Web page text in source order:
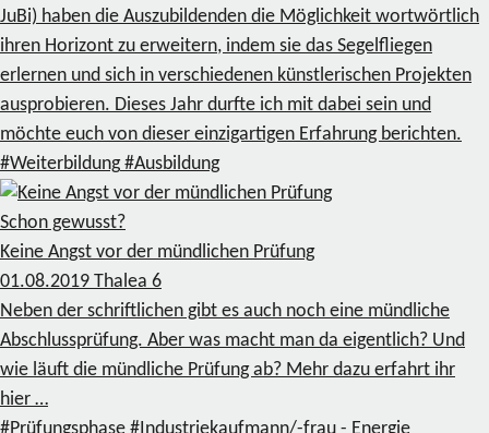
JuBi) haben die Auszubildenden die Möglichkeit wortwörtlich
ihren Horizont zu erweitern, indem sie das Segelfliegen
erlernen und sich in verschiedenen künstlerischen Projekten
ausprobieren. Dieses Jahr durfte ich mit dabei sein und
möchte euch von dieser einzigartigen Erfahrung berichten.
#Weiterbildung #Ausbildung
Schon gewusst?
Keine Angst vor der mündlichen Prüfung
01.08.2019 Thalea 6
Neben der schriftlichen gibt es auch noch eine mündliche
Abschlussprüfung. Aber was macht man da eigentlich? Und
wie läuft die mündliche Prüfung ab? Mehr dazu erfahrt ihr
hier …